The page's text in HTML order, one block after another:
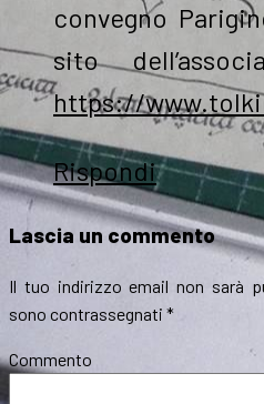
convegno
sito
https://
Rispondi
Lascia un commento
Il tuo indirizzo email non sarà
sono contrassegnati *